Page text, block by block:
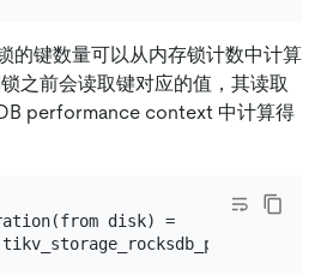
的键数量可以从内存锁计数中计算
之前会读取键对应的值，其读取
performance context 中计算得
disk) =